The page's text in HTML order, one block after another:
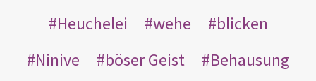
Heuchelei wehe
blicken
Ninive
böser Geist
Behausung